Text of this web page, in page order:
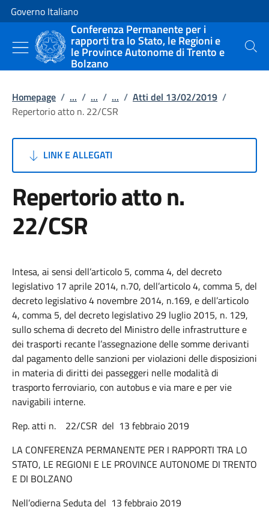
Vai al contenuto
Vai alla navigazione del sito
Governo Italiano
Conferenza Permanente per i
rapporti tra lo Stato, le Regioni e
le Province Autonome di Trento e
Bolzano
Cerca
Homepage / ... / ... / ... / Atti del 13/02/2019 /
Repertorio atto n. 22/CSR
LINK E ALLEGATI
Repertorio atto n.
22/CSR
Intesa, ai sensi dell’articolo 5, comma 4, del decreto
legislativo 17 aprile 2014, n.70, dell’articolo 4, comma 5, del
decreto legislativo 4 novembre 2014, n.169, e dell’articolo
4, comma 5, del decreto legislativo 29 luglio 2015, n. 129,
sullo schema di decreto del Ministro delle infrastrutture e
dei trasporti recante l’assegnazione delle somme derivanti
dal pagamento delle sanzioni per violazioni delle disposizioni
in materia di diritti dei passeggeri nelle modalità di
trasporto ferroviario, con autobus e via mare e per vie
navigabili interne.
Rep. atti n. 22/CSR del 13 febbraio 2019
LA CONFERENZA PERMANENTE PER I RAPPORTI TRA LO
STATO, LE REGIONI E LE PROVINCE AUTONOME DI TRENTO
E DI BOLZANO
Nell’odierna Seduta del 13 febbraio 2019